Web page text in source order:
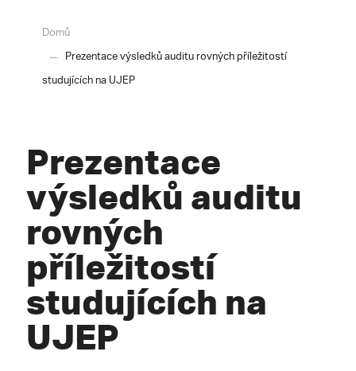
Domů
Prezentace výsledků auditu rovných příležitostí
studujících na UJEP
Prezentace
výsledků auditu
rovných
příležitostí
studujících na
UJEP